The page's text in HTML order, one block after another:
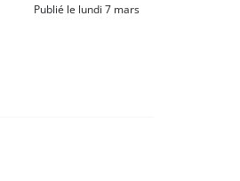
Publié le lundi 7 mars